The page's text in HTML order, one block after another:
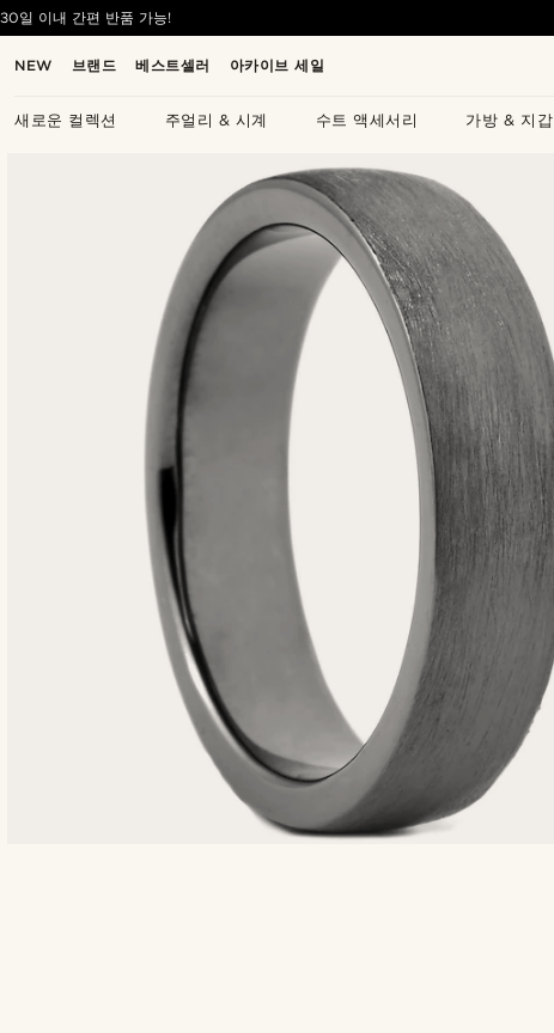
NEW 브랜드 베스트셀러 아카이브 세일
새로운 컬렉션 주얼리 & 시계 수트 액세서리 가방 & 지갑
30일 이내 간편 반품 가능!